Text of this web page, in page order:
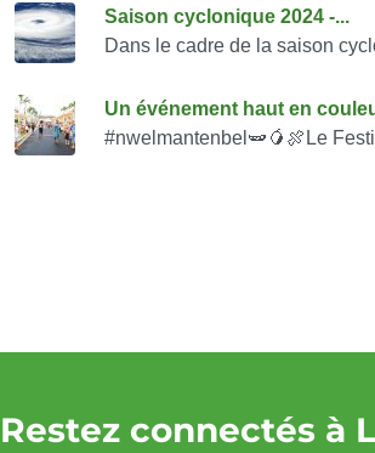
Saison cyclonique 2024 -...
Dans le cadre de la saison
Un événement haut en
#nwelmantenbel🫛🥭🍖Le
Restez connectés à